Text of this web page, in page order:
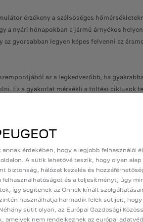
érzékeny a szélsőséges
nyári hónapokban a jármű árnyékos
gyorsabban legyen képes felvenni az
az a legkedvezőbb, ha
Ez a gyakorlat mérsékli a töltési ciklusok
éjszakai áram sok helyen kevesebbe
tölteni az EV-t, természetesen
fékezés például nemcsak energiát
hosszabb emelkedőkön vagy forró
érdekében, hogy a legjobb felhasználói
A sütik lehetővé teszik, hogy olyan alap
biztonság, hálózat kezelés és
felhasználhatóságot és a teljesítményt, úgy
így segítenek az Önnek kínált
használhatja harmadik felek sütijeit, hogy
sütit olyan, az Európai Gazdasági
amelyek nem rendelkeznek az európai